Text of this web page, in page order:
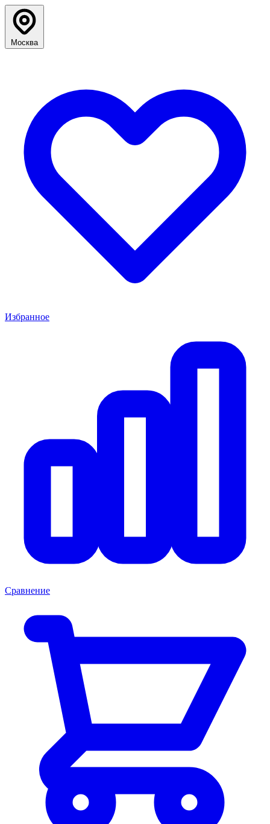
Москва
Избранное
Сравнение